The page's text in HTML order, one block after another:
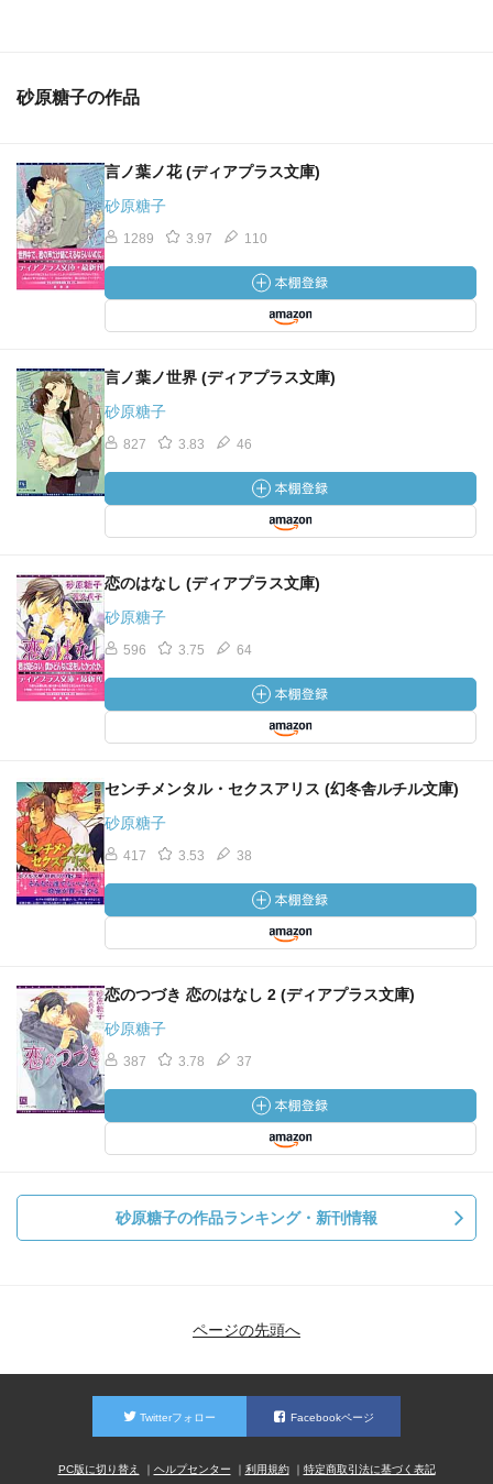
砂原糖子の作品
言ノ葉ノ花 (ディアプラス文庫)
砂原糖子
1289 3.97 110
言ノ葉ノ世界 (ディアプラス文庫)
砂原糖子
827 3.83 46
恋のはなし (ディアプラス文庫)
砂原糖子
596 3.75 64
センチメンタル・セクスアリス (幻冬舎ルチル文庫)
砂原糖子
417 3.53 38
恋のつづき 恋のはなし 2 (ディアプラス文庫)
砂原糖子
387 3.78 37
砂原糖子の作品ランキング・新刊情報
ページの先頭へ
Twitterフォロー Facebookページ
PC版に切り替え ヘルプセンター 利用規約 特定商取引法に基づく表記